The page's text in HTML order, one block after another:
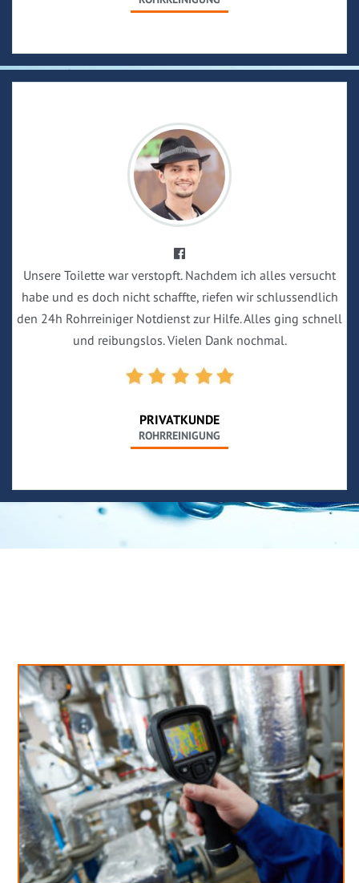
Unsere Toilette war verstopft. Nachdem ich alles versucht
habe und es doch nicht schaffte, riefen wir schlussendlich
den 24h Rohrreiniger Notdienst zur Hilfe. Alles ging schnell
und reibungslos. Vielen Dank nochmal.
PRIVATKUNDE
ROHRREINIGUNG